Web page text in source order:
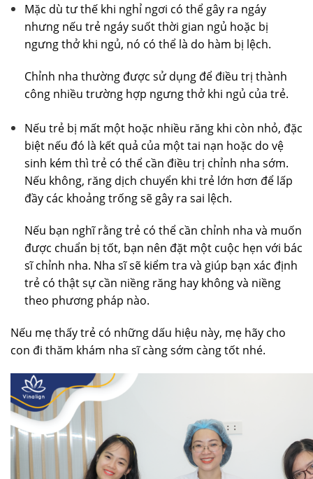
Mặc dù tư thế khi nghỉ ngơi có thể gây ra ngáy
nhưng nếu trẻ ngáy suốt thời gian ngủ hoặc bị
ngưng thở khi ngủ, nó có thể là do hàm bị lệch.
Chỉnh nha thường được sử dụng để điều trị thành
công nhiều trường hợp ngưng thở khi ngủ của trẻ.
Nếu trẻ bị mất một hoặc nhiều răng khi còn nhỏ, đặc
biệt nếu đó là kết quả của một tai nạn hoặc do vệ
sinh kém thì trẻ có thể cần điều trị chỉnh nha sớm.
Nếu không, răng dịch chuyển khi trẻ lớn hơn để lấp
đầy các khoảng trống sẽ gây ra sai lệch.
Nếu bạn nghĩ rằng trẻ có thể cần chỉnh nha và muốn
được chuẩn bị tốt, bạn nên đặt một cuộc hẹn với bác
sĩ chỉnh nha. Nha sĩ sẽ kiểm tra và giúp bạn xác định
trẻ có thật sự cần niềng răng hay không và niềng
theo phương pháp nào.
Nếu mẹ thấy trẻ có những dấu hiệu này, mẹ hãy cho
con đi thăm khám nha sĩ càng sớm càng tốt nhé.